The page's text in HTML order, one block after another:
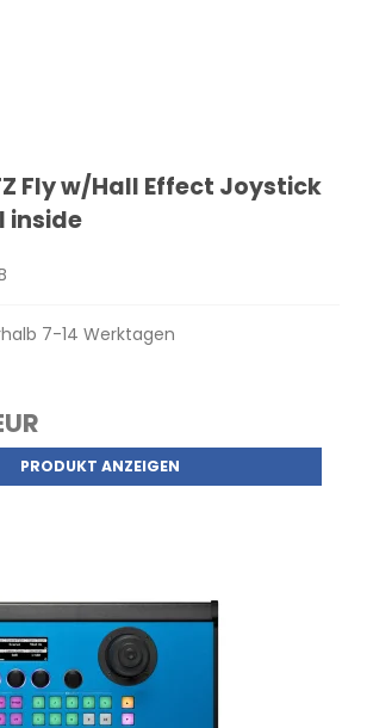
Fly w/Hall Effect Joystick
inside
7-14 Werktagen
PRODUKT ANZEIGEN